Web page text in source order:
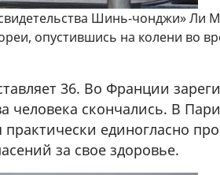
Шинь-чонджи» Ли
опустившись на колени во
36. Во Франции
человека скончались. В
единогласно
за свое здоровье.